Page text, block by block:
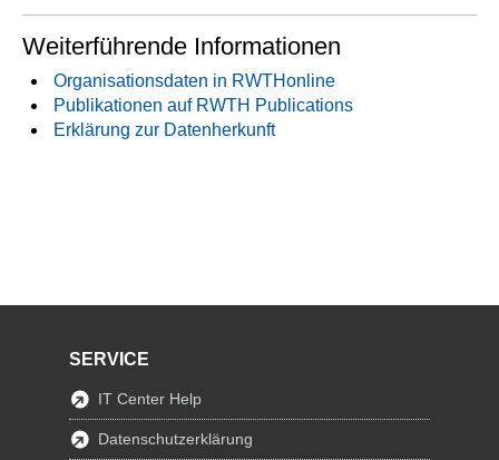
Weiterführende Informationen
Organisationsdaten in RWTHonline
Publikationen auf RWTH Publications
Erklärung zur Datenherkunft
SERVICE
IT Center Help
Datenschutzerklärung